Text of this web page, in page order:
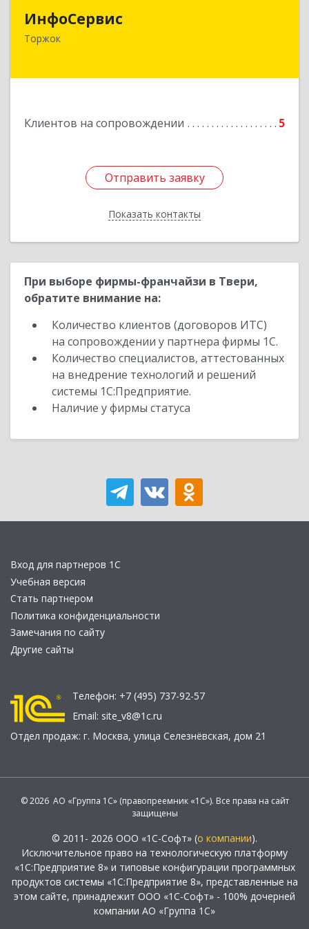
ИнфоСервис
Торжок
Клиентов на сопровождении 5
Отправить заявку
Показать контакты
172002, Тверская обл, Торжок г, Радищева ул,
Подробнее
Отправить заявку
Назад
При выборе фирмы-франчайзи в Твери,
обратите внимание на:
Количество клиентов (договоров ИТС)
на сопровождении у партнера фирмы 1С.
Количество специалистов, аттестованных
на внедрение технологий и решений
системы 1С:Предприятие.
Наличие у фирмы статуса
Вход для партнеров 1С
Учебная версия
Стать партнером
Политика конфиденциальности
Замечания по сайту
Другие сайты
Телефон: +7 (495) 737-92-57
Email: site_v8@1c.ru
Отдел продаж: г. Москва, улица Селезнёвская, дом 21
© 2026 АО «Группа 1С» (правопреемник «1С»). Все права на сайт
защищены
© 2011- 2026 ООО «1С-Софт» (о компании).
Исключительное право на технологическую платформу
«1С:Предприятие 8» и типовые конфигурации программных
продуктов системы «1С:Предприятие 8», представленные на
этом сайте, принадлежит ООО «1С-Софт» - 100% дочерней
компании АО «Группа 1С»